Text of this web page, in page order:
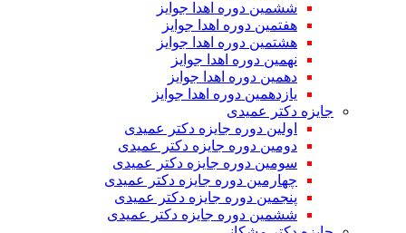
ششمین دوره اهدا جوایز
هفتمین دوره اهدا جوایز
هشتمین دوره اهدا جوایز
نهمین دوره اهدا جوایز
دهمین دوره اهدا جوایز
یازدهمین دوره اهدا جوایز
جایزه دکتر عمیدی
اولین دوره جایزه دکتر عمیدی
دومین دوره جایزه دکتر عمیدی
سومین دوره جایزه دکتر عمیدی
چهارمین دوره جایزه دکتر عمیدی
پنجمین دوره جایزه دکتر عمیدی
ششمین دوره جایزه دکتر عمیدی